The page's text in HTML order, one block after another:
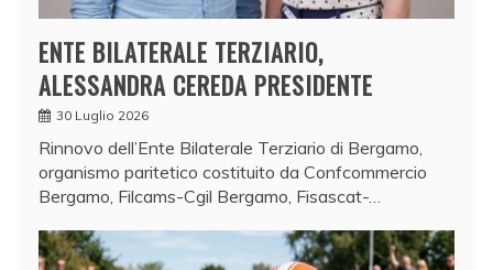
ENTE BILATERALE TERZIARIO,
ALESSANDRA CEREDA PRESIDENTE
30 Luglio 2026
Rinnovo dell’Ente Bilaterale Terziario di Bergamo,
organismo paritetico costituito da Confcommercio
Bergamo, Filcams-Cgil Bergamo, Fisascat-…